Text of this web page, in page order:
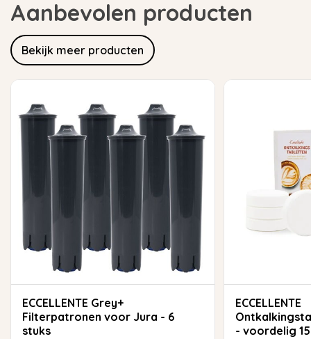
Aanbevolen producten
Bekijk meer producten
ECCELLENTE Grey+
Filterpatronen voor Jura - 6
stuks
ECCELLENTE
- voordelig